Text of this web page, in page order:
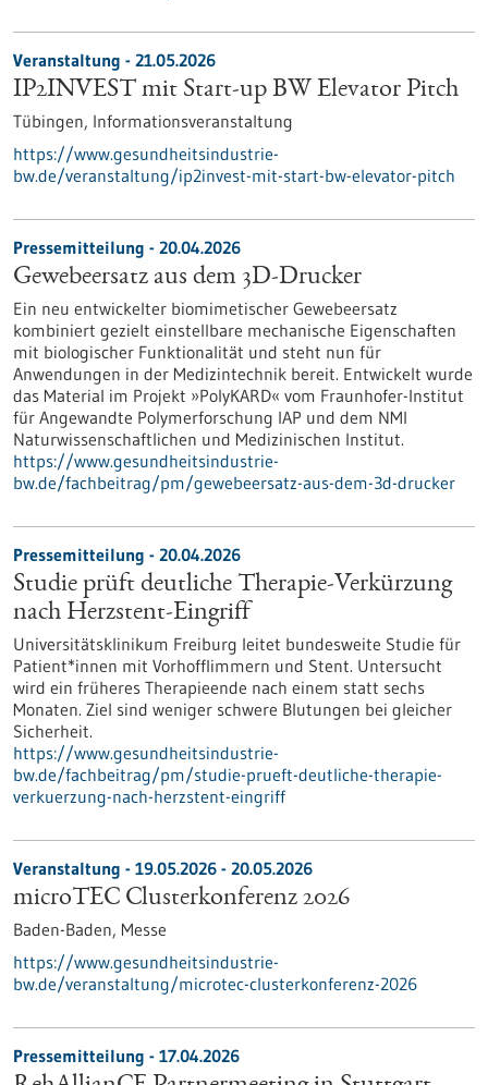
Veranstaltung - 21.05.2026
IP2INVEST mit Start-up BW Elevator Pitch
Tübingen, Informationsveranstaltung
https://www.gesundheitsindustrie-
bw.de/veranstaltung/ip2invest-mit-start-bw-elevator-pitch
Pressemitteilung - 20.04.2026
Gewebeersatz aus dem 3D-Drucker
Ein neu entwickelter biomimetischer Gewebeersatz
kombiniert gezielt einstellbare mechanische Eigenschaften
mit biologischer Funktionalität und steht nun für
Anwendungen in der Medizintechnik bereit. Entwickelt wurde
das Material im Projekt »PolyKARD« vom Fraunhofer-Institut
für Angewandte Polymerforschung IAP und dem NMI
Naturwissenschaftlichen und Medizinischen Institut.
https://www.gesundheitsindustrie-
bw.de/fachbeitrag/pm/gewebeersatz-aus-dem-3d-drucker
Pressemitteilung - 20.04.2026
Studie prüft deutliche Therapie-Verkürzung
nach Herzstent-Eingriff
Universitätsklinikum Freiburg leitet bundesweite Studie für
Patient*innen mit Vorhofflimmern und Stent. Untersucht
wird ein früheres Therapieende nach einem statt sechs
Monaten. Ziel sind weniger schwere Blutungen bei gleicher
Sicherheit.
https://www.gesundheitsindustrie-
bw.de/fachbeitrag/pm/studie-prueft-deutliche-therapie-
verkuerzung-nach-herzstent-eingriff
Veranstaltung - 19.05.2026 - 20.05.2026
microTEC Clusterkonferenz 2026
Baden-Baden, Messe
https://www.gesundheitsindustrie-
bw.de/veranstaltung/microtec-clusterkonferenz-2026
Pressemitteilung - 17.04.2026